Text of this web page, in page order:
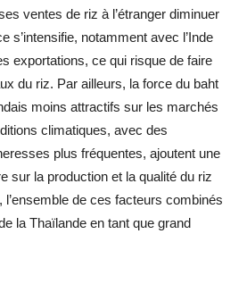
ventes de riz à l’étranger diminuer
s’intensifie, notamment avec l’Inde
exportations, ce qui risque de faire
du riz. Par ailleurs, la force du baht
moins attractifs sur les marchés
climatiques, avec des
plus fréquentes, ajoutent une
sur la production et la qualité du riz
de ces facteurs combinés
la Thaïlande en tant que grand